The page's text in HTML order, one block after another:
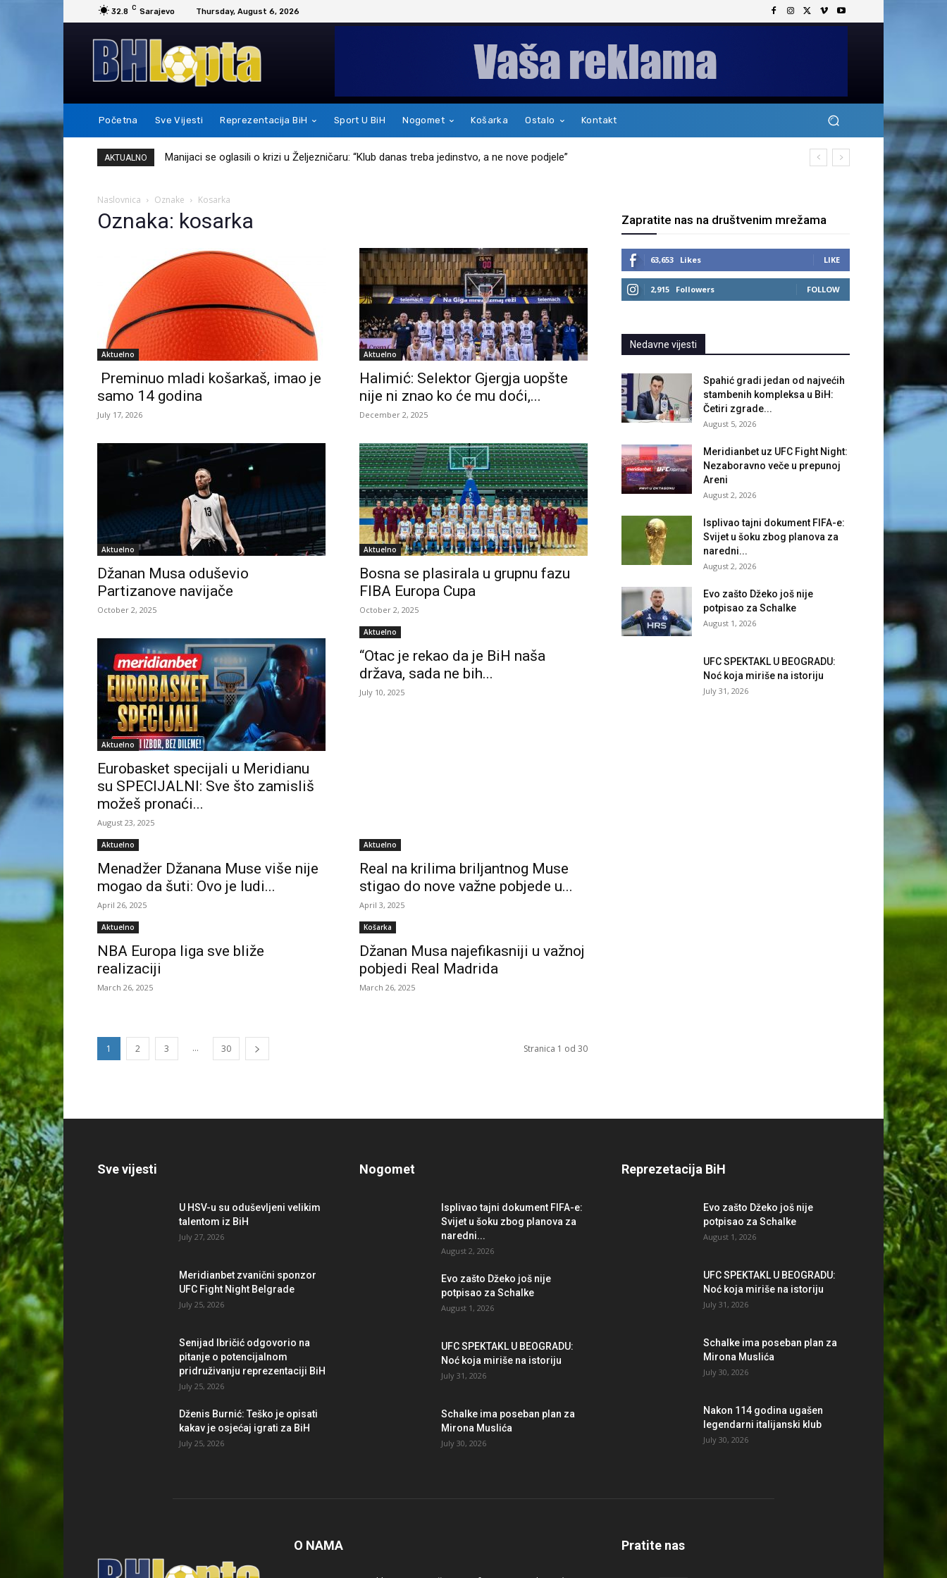
32.8 C Sarajevo Thursday, August 6, 2026
Početna Sve Vijesti Reprezentacija BiH Sport U BiH Nogomet Košarka Ostalo Kontakt
AKTUALNO Manijaci se oglasili o krizi u Željezničaru: “Klub danas treba jedinstvo, a ne nove podjele”
Naslovnica Oznake Kosarka
Oznaka: kosarka
Aktuelno
Preminuo mladi košarkaš, imao je
samo 14 godina
July 17, 2026
Aktuelno
Halimić: Selektor Gjergja uopšte
nije ni znao ko će mu doći,...
December 2, 2025
Aktuelno
Džanan Musa oduševio
Partizanove navijače
October 2, 2025
Aktuelno
Bosna se plasirala u grupnu fazu
FIBA Europa Cupa
October 2, 2025
Aktuelno
Eurobasket specijali u Meridianu
su SPECIJALNI: Sve što zamisliš
možeš pronaći...
August 23, 2025
Aktuelno
“Otac je rekao da je BiH naša
država, sada ne bih...
July 10, 2025
Aktuelno
Menadžer Džanana Muse više nije
mogao da šuti: Ovo je ludi...
April 26, 2025
Aktuelno
Real na krilima briljantnog Muse
stigao do nove važne pobjede u...
April 3, 2025
Aktuelno
NBA Europa liga sve bliže
realizaciji
March 26, 2025
Košarka
Džanan Musa najefikasniji u važnoj
pobjedi Real Madrida
March 26, 2025
1 2 3 ... 30 Stranica 1 od 30
Zapratite nas na društvenim mrežama
63,653 Likes LIKE
2,915 Followers FOLLOW
Nedavne vijesti
Spahić gradi jedan od najvećih
stambenih kompleksa u BiH:
Četiri zgrade...
August 5, 2026
Meridianbet uz UFC Fight Night:
Nezaboravno veče u prepunoj
Areni
August 2, 2026
Isplivao tajni dokument FIFA-e:
Svijet u šoku zbog planova za
naredni...
August 2, 2026
Evo zašto Džeko još nije
potpisao za Schalke
August 1, 2026
UFC SPEKTAKL U BEOGRADU:
Noć koja miriše na istoriju
July 31, 2026
Sve vijesti
U HSV-u su oduševljeni velikim
talentom iz BiH
July 27, 2026
Meridianbet zvanični sponzor
UFC Fight Night Belgrade
July 25, 2026
Senijad Ibričić odgovorio na
pitanje o potencijalnom
pridruživanju reprezentaciji BiH
July 25, 2026
Dženis Burnić: Teško je opisati
kakav je osjećaj igrati za BiH
July 25, 2026
Nogomet
Isplivao tajni dokument FIFA-e:
Svijet u šoku zbog planova za
naredni...
August 2, 2026
Evo zašto Džeko još nije
potpisao za Schalke
August 1, 2026
UFC SPEKTAKL U BEOGRADU:
Noć koja miriše na istoriju
July 31, 2026
Schalke ima poseban plan za
Mirona Muslića
July 30, 2026
Reprezetacija BiH
Evo zašto Džeko još nije
potpisao za Schalke
August 1, 2026
UFC SPEKTAKL U BEOGRADU:
Noć koja miriše na istoriju
July 31, 2026
Schalke ima poseban plan za
Mirona Muslića
July 30, 2026
Nakon 114 godina ugašen
legendarni italijanski klub
July 30, 2026
O NAMA Pratite nas